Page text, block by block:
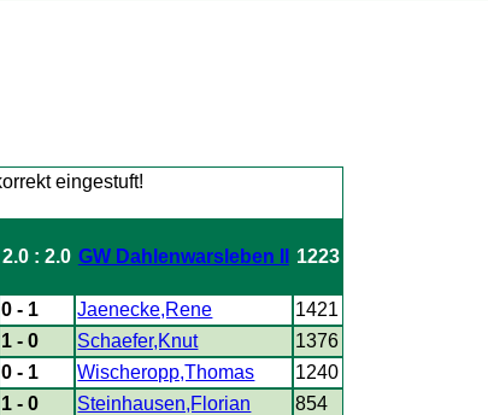
2.0 : 2.0 GW Dahlenwarsleben II 1223
0 - 1 Jaenecke,Rene
1421
1 - 0 Schaefer,Knut
1376
0 - 1 Wischeropp,Thomas
1240
1 - 0 Steinhausen,Florian 854